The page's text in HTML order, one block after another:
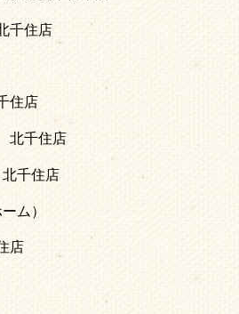
千住店
住店
北千住店
千住店
ム）
店